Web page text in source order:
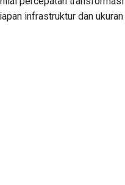
infrastruktur dan